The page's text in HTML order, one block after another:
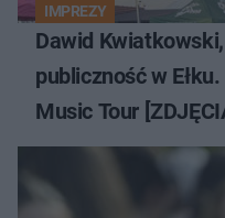
IMPREZY
Dawid
publiczność w
Music Tour